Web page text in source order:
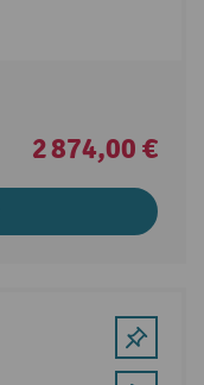
2 874,00 €